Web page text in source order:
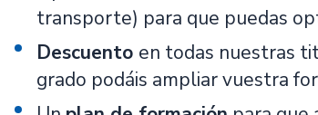
transporte) para que puedas
Descuento en todas nuestras
grado podáis ampliar vuestra